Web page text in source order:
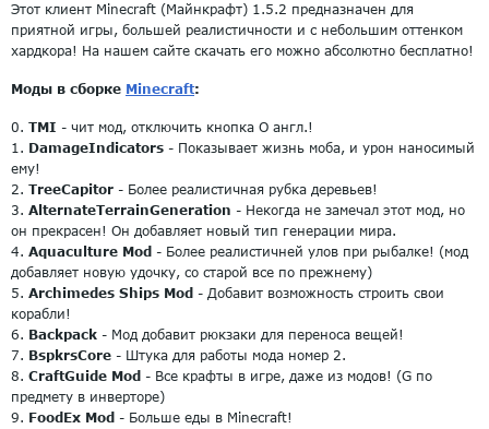
Этот клиент Minecraft (Майнкрафт) 1.5.2 предназначен для
приятной игры, большей реалистичности и с небольшим оттенком
хардкора! На нашем сайте скачать его можно абсолютно бесплатно!
Моды в сборке Minecraft:
0. TMI - чит мод, отключить кнопка O англ.!
1. DamageIndicators - Показывает жизнь моба, и урон наносимый
ему!
2. TreeCapitor - Более реалистичная рубка деревьев!
3. AlternateTerrainGeneration - Некогда не замечал этот мод, но
он прекрасен! Он добавляет новый тип генерации мира.
4. Aquaculture Mod - Более реалистичней улов при рыбалке! (мод
добавляет новую удочку, со старой все по прежнему)
5. Archimedes Ships Mod - Добавит возможность строить свои
корабли!
6. Backpack - Мод добавит рюкзаки для переноса вещей!
7. BspkrsCore - Штука для работы мода номер 2.
8. CraftGuide Mod - Все крафты в игре, даже из модов! (G по
предмету в инверторе)
9. FoodEx Mod - Больше еды в Minecraft!